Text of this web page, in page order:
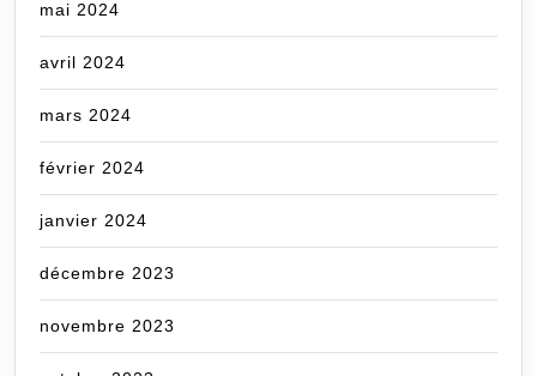
mai 2024
avril 2024
mars 2024
février 2024
janvier 2024
décembre 2023
novembre 2023